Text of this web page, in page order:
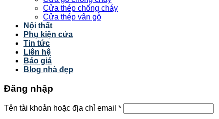
Cửa thép chống cháy
Cửa thép vân gỗ
Nội thất
Phụ kiện cửa
Tin tức
Liên hệ
Báo giá
Blog nhà đẹp
Đăng nhập
Tên tài khoản hoặc địa chỉ email *